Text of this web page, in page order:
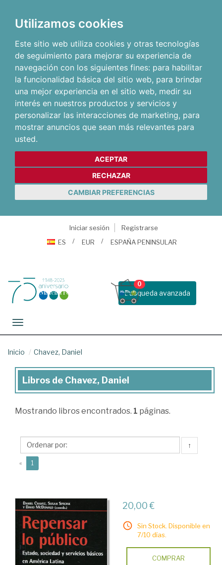
Utilizamos cookies
Este sitio web utiliza cookies y otras tecnologías
de seguimiento para mejorar su experiencia de
navegación con los siguientes fines: para habilitar
la funcionalidad básica del sitio web, para brindar
una mejor experiencia en el sitio web, medir su
interés en nuestros productos y servicios y
personalizar las interacciones de marketing, para
mostrar anuncios que sean más relevantes para
usted.
ACEPTAR
RECHAZAR
CAMBIAR PREFERENCIAS
Iniciar sesión
Registrarse
ES
EUR ESPAÑA PENINSULAR
Busqueda avanzada
0
Toggle navigation
Inicio Chavez, Daniel
Libros
Chavez,
Libros de Chavez, Daniel
Mostrando libros encontrados. 1 páginas.
↑
« 1
20,00 €
Sin Stock. Disponible en
7/10 días.
COMPRAR